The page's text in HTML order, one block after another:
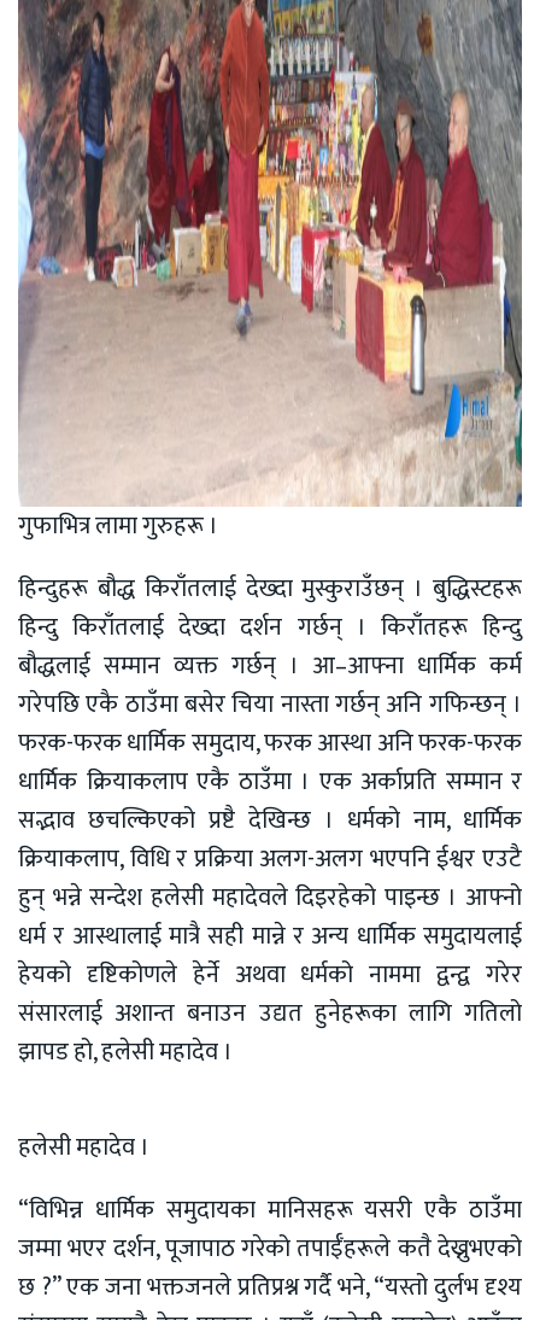
गुफाभित्र लामा गुरुहरू ।
हिन्दुहरू बौद्ध किराँतलाई देख्दा मुस्कुराउँछन् । बुद्धिस्टहरू
हिन्दु किराँतलाई देख्दा दर्शन गर्छन् । किराँतहरू हिन्दु
बौद्धलाई सम्मान व्यक्त गर्छन् । आ–आफ्ना धार्मिक कर्म
गरेपछि एकै ठाउँमा बसेर चिया नास्ता गर्छन् अनि गफिन्छन् ।
फरक-फरक धार्मिक समुदाय, फरक आस्था अनि फरक-फरक
धार्मिक क्रियाकलाप एकै ठाउँमा । एक अर्काप्रति सम्मान र
सद्भाव छचल्किएको प्रष्टै देखिन्छ । धर्मको नाम, धार्मिक
क्रियाकलाप, विधि र प्रक्रिया अलग-अलग भएपनि ईश्वर एउटै
हुन् भन्ने सन्देश हलेसी महादेवले दिइरहेको पाइन्छ । आफ्नो
धर्म र आस्थालाई मात्रै सही मान्ने र अन्य धार्मिक समुदायलाई
हेयको दृष्टिकोणले हेर्ने अथवा धर्मको नाममा द्वन्द्व गरेर
संसारलाई अशान्त बनाउन उद्यत हुनेहरूका लागि गतिलो
झापड हो, हलेसी महादेव ।
हलेसी महादेव ।
“विभिन्न धार्मिक समुदायका मानिसहरू यसरी एकै ठाउँमा
जम्मा भएर दर्शन, पूजापाठ गरेको तपाईँहरूले कतै देख्नुभएको
छ ?” एक जना भक्तजनले प्रतिप्रश्न गर्दै भने, “यस्तो दुर्लभ दृश्य